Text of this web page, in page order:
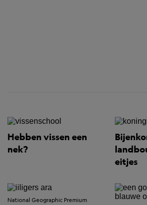
Hebben vissen een
nek?
eitjes
National Geographic Premium